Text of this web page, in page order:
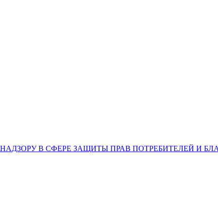
В СФЕРЕ ЗАЩИТЫ ПРАВ ПОТРЕБИТЕЛЕЙ И